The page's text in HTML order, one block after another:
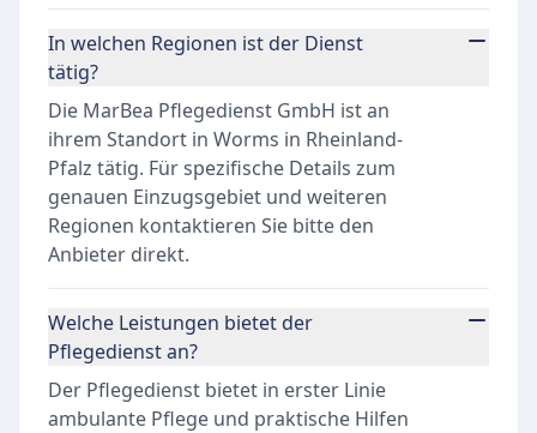
In welchen Regionen ist der Dienst
tätig?
Die MarBea Pflegedienst GmbH ist an
ihrem Standort in Worms in Rheinland-
Pfalz tätig. Für spezifische Details zum
genauen Einzugsgebiet und weiteren
Regionen kontaktieren Sie bitte den
Anbieter direkt.
Welche Leistungen bietet der
Pflegedienst an?
Der Pflegedienst bietet in erster Linie
ambulante Pflege und praktische Hilfen